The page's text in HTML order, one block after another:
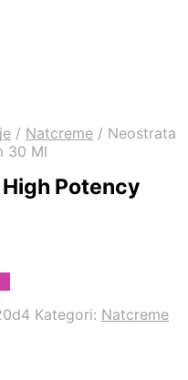
/ Natcreme / Neostrata
30 Ml
Potency
Kategori: Natcreme